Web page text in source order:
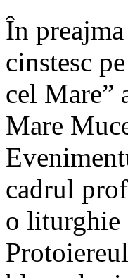
În
cinstesc
cel Mare”
Mare
cadrul
o liturghie